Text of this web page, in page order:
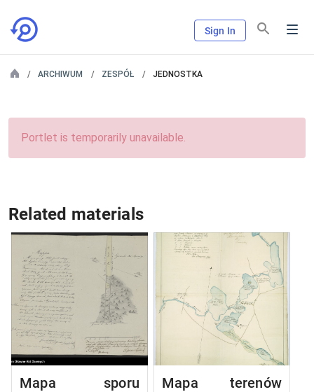
Sign In
ARCHIWUM ZESPÓŁ JEDNOSTKA
Portlet is temporarily unavailable.
Related materials
Mapa sporu
Mapa terenów